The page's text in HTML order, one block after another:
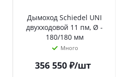
Дымоход Schiedel UNI
двухходовой 11 пм, Ø -
180/180 мм
Много
356 550₽/шт